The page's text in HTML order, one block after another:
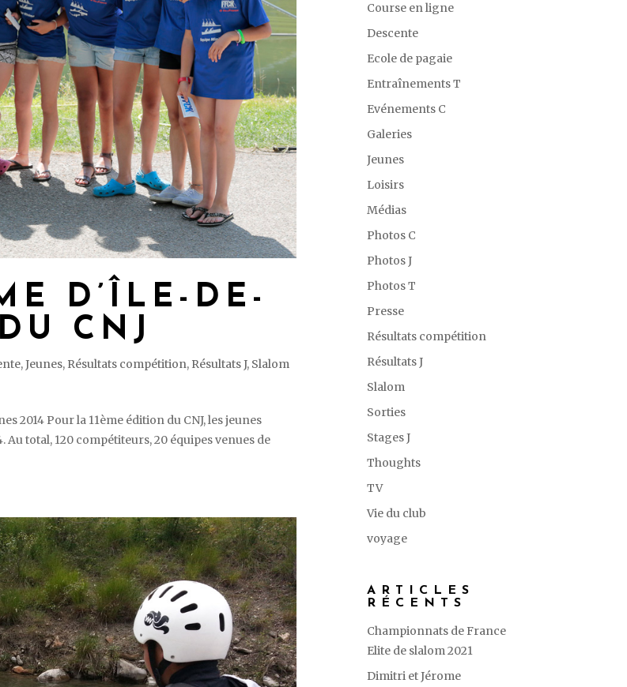
D’ÎLE-DE-
CNJ
,Jeunes, Résultats compétition, Résultats J, Slalom
2014 Pour la 11ème édition du CNJ, les jeunes
total, 120 compétiteurs, 20 équipes venues de
Course en ligne
Descente
Ecole de pagaie
Entraînements T
Evénements C
Galeries
Jeunes
Loisirs
Médias
Photos C
Photos J
Photos T
Presse
Résultats compétition
Résultats J
Slalom
Sorties
Stages J
Thoughts
TV
Vie du club
voyage
ARTICLES
RÉCENTS
Championnats de France
Elite de slalom 2021
Dimitri et Jérome